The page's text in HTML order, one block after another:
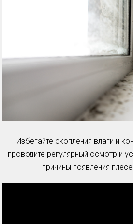
Избегайте скопления влаги и
проводите регулярный осмотр и
причины появления